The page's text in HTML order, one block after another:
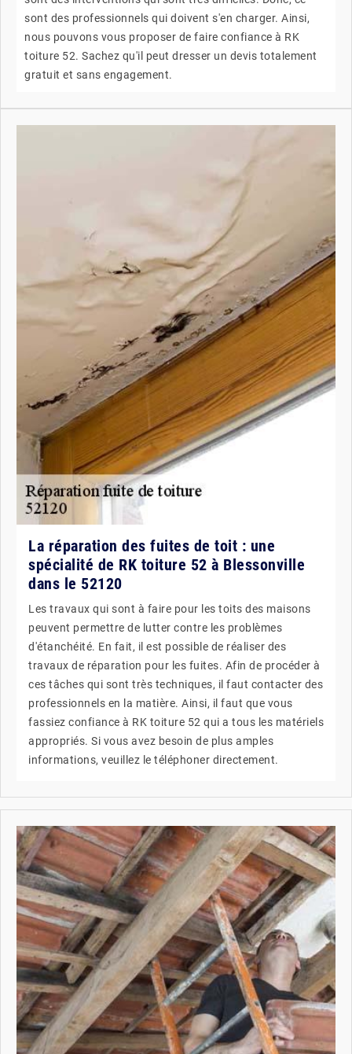
sont des professionnels qui doivent s'en charger. Ainsi,
nous pouvons vous proposer de faire confiance à RK
toiture 52. Sachez qu'il peut dresser un devis totalement
gratuit et sans engagement.
La réparation des fuites de toit : une
spécialité de RK toiture 52 à Blessonville
dans le 52120
Les travaux qui sont à faire pour les toits des maisons
peuvent permettre de lutter contre les problèmes
d'étanchéité. En fait, il est possible de réaliser des
travaux de réparation pour les fuites. Afin de procéder à
ces tâches qui sont très techniques, il faut contacter des
professionnels en la matière. Ainsi, il faut que vous
fassiez confiance à RK toiture 52 qui a tous les matériels
appropriés. Si vous avez besoin de plus amples
informations, veuillez le téléphoner directement.